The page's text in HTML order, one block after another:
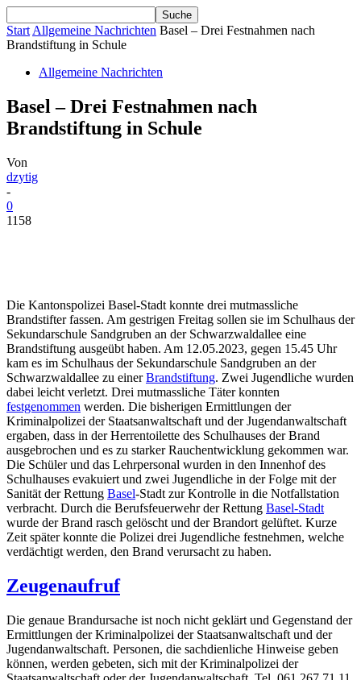
Start Allgemeine Nachrichten Basel – Drei Festnahmen nach
Brandstiftung in Schule
Allgemeine Nachrichten
Basel – Drei Festnahmen nach
Brandstiftung in Schule
Von
dzytig
-
0
1158
Die Kantonspolizei Basel-Stadt konnte drei mutmassliche
Brandstifter fassen. Am gestrigen Freitag sollen sie im Schulhaus der
Sekundarschule Sandgruben an der Schwarzwaldallee eine
Brandstiftung ausgeübt haben. Am 12.05.2023, gegen 15.45 Uhr
kam es im Schulhaus der Sekundarschule Sandgruben an der
Schwarzwaldallee zu einerBrandstiftung. Zwei Jugendliche wurden
dabei leicht verletzt. Drei mutmassliche Täter konnten
festgenommen werden. Die bisherigen Ermittlungen der
Kriminalpolizei der Staatsanwaltschaft und der Jugendanwaltschaft
ergaben, dass in der Herrentoilette des Schulhauses der Brand
ausgebrochen und es zu starker Rauchentwicklung gekommen war.
Die Schüler und das Lehrpersonal wurden in den Innenhof des
Schulhauses evakuiert und zwei Jugendliche in der Folge mit der
Sanität der Rettung Basel-Stadt zur Kontrolle in die Notfallstation
verbracht. Durch die Berufsfeuerwehr der Rettung Basel-Stadt
wurde der Brand rasch gelöscht und der Brandort gelüftet. Kurze
Zeit später konnte die Polizei drei Jugendliche festnehmen, welche
verdächtigt werden, den Brand verursacht zu haben.
Zeugenaufruf
Die genaue Brandursache ist noch nicht geklärt und Gegenstand der
Ermittlungen der Kriminalpolizei der Staatsanwaltschaft und der
Jugendanwaltschaft. Personen, die sachdienliche Hinweise geben
können, werden gebeten, sich mit der Kriminalpolizei der